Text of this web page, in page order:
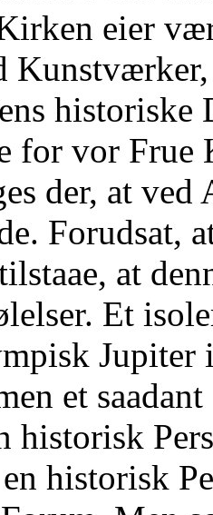
eier
historiske
for vor
der, at ved
Forudsat,
at
Et
Jupiter
et
historisk
historisk